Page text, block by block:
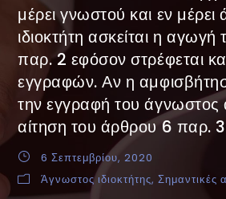
μέρει γνωστού και εν
ιδιοκτήτη ασκείται η
παρ. 2 εφόσον στρέφεται
εγγραφών. Αν η
την εγγραφή του άγνωστος
αίτηση του άρθρου 6 παρ. 3
6 Σεπτεμβρίου, 2020
Άγνωστος ιδιοκτήτης, Σημαντικές